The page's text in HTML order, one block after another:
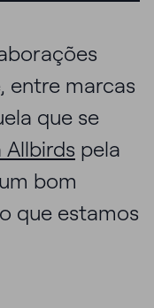
entre marcas
que se
Allbirds pela
bom
que estamos